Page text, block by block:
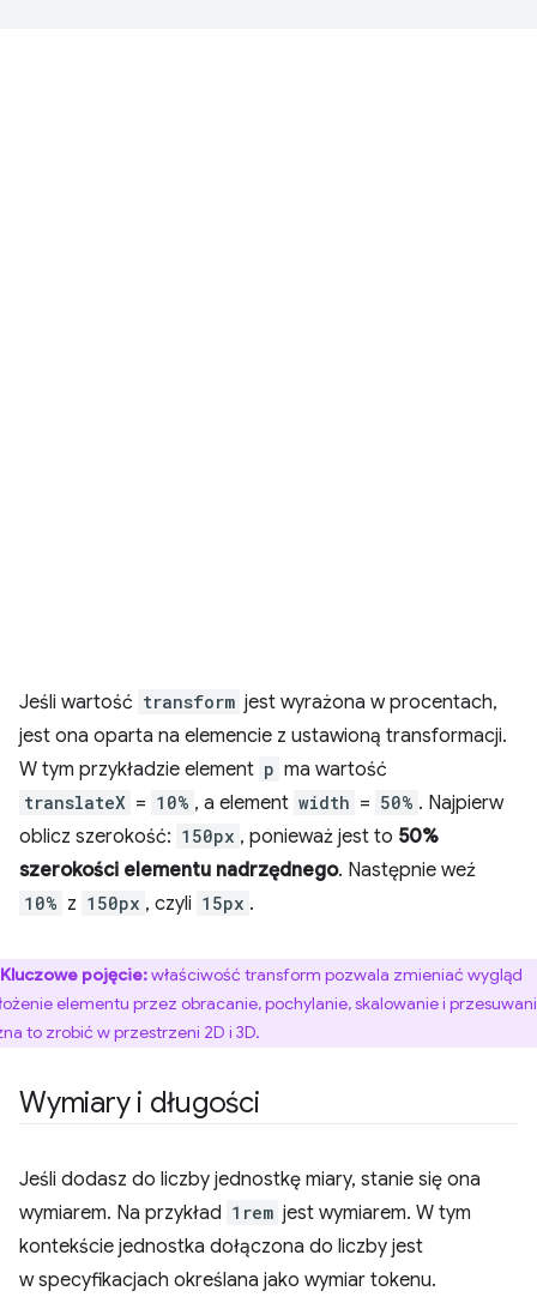
Jeśli wartość transform jest wyrażona w procentach,
jest ona oparta na elemencie z ustawioną transformacji.
W tym przykładzie element p ma wartość
translateX = 10% , a element width = 50% . Najpierw
oblicz szerokość: 150px , ponieważ jest to 50%
szerokości elementu nadrzędnego. Następnie weź
10% z 150px , czyli 15px .
Kluczowe pojęcie:właściwość transform pozwala zmieniać wygląd
elementu przez obracanie, pochylanie, skalowanie i
to zrobić w przestrzeni 2D i 3D.
Wymiary i długości
Jeśli dodasz do liczby jednostkę miary, stanie się ona
wymiarem. Na przykład 1rem jest wymiarem. W tym
kontekście jednostka dołączona do liczby jest
w specyfikacjach określana jako wymiar tokenu.